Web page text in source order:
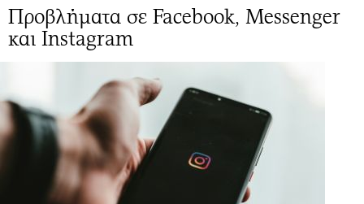
Προβλήματα σε Facebook, Messenger
και Instagram